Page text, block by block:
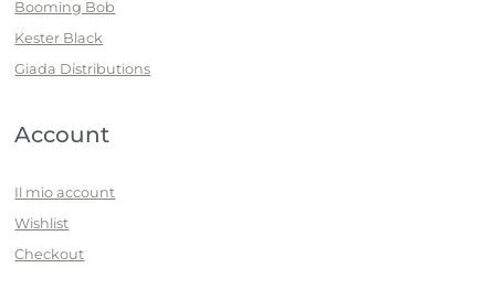
Booming Bob
Kester Black
Giada Distributions
Account
Il mio account
Wishlist
Checkout